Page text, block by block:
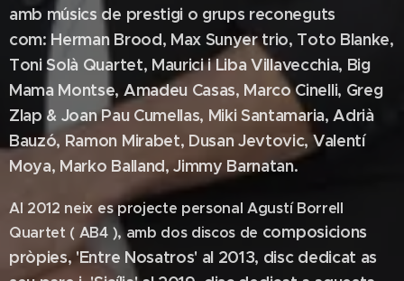
amb músics de prestigi o grups reconeguts
com: Herman Brood, Max Sunyer trio, Toto Blanke,
Toni Solà Quartet, Maurici i LibaVillavecchia, Big
Mama Montse, Amadeu Casas, Marco Cinelli, Greg
Zlap & JoanPau Cumellas, Miki Santamaria, Adrià
Bauzó, Ramon Mirabet, Dusan Jevtovic, Valentí
Moya, Marko Balland, Jimmy Barnatan.
Al 2012 neix es projecte personal Agustí Borrell
Quartet ( AB4 ), amb dos discos de composicions
pròpies, 'Entre Nosatros' al 2013, disc dedicat as